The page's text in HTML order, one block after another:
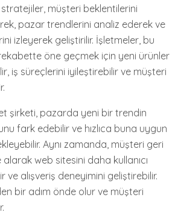
müşteri beklentilerini
pazar trendlerini analiz ederek ve
izleyerek geliştirilir. İşletmeler, bu
öne geçmek için yeni ürünler
iş süreçlerini iyileştirebilir ve müşteri
şirketi, pazarda yeni bir trendin
fark edebilir ve hızlıca buna uygun
Aynı zamanda, müşteri geri
web sitesini daha kullanıcı
ve alışveriş deneyimini geliştirebilir.
bir adım önde olur ve müşteri